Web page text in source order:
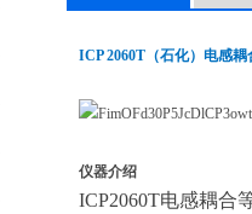
ICP 2060T（石化）电感
仪器介绍
ICP2060T电感耦合